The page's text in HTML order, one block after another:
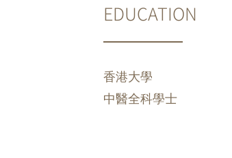
EDUCATION
香港大學
中醫全科學士